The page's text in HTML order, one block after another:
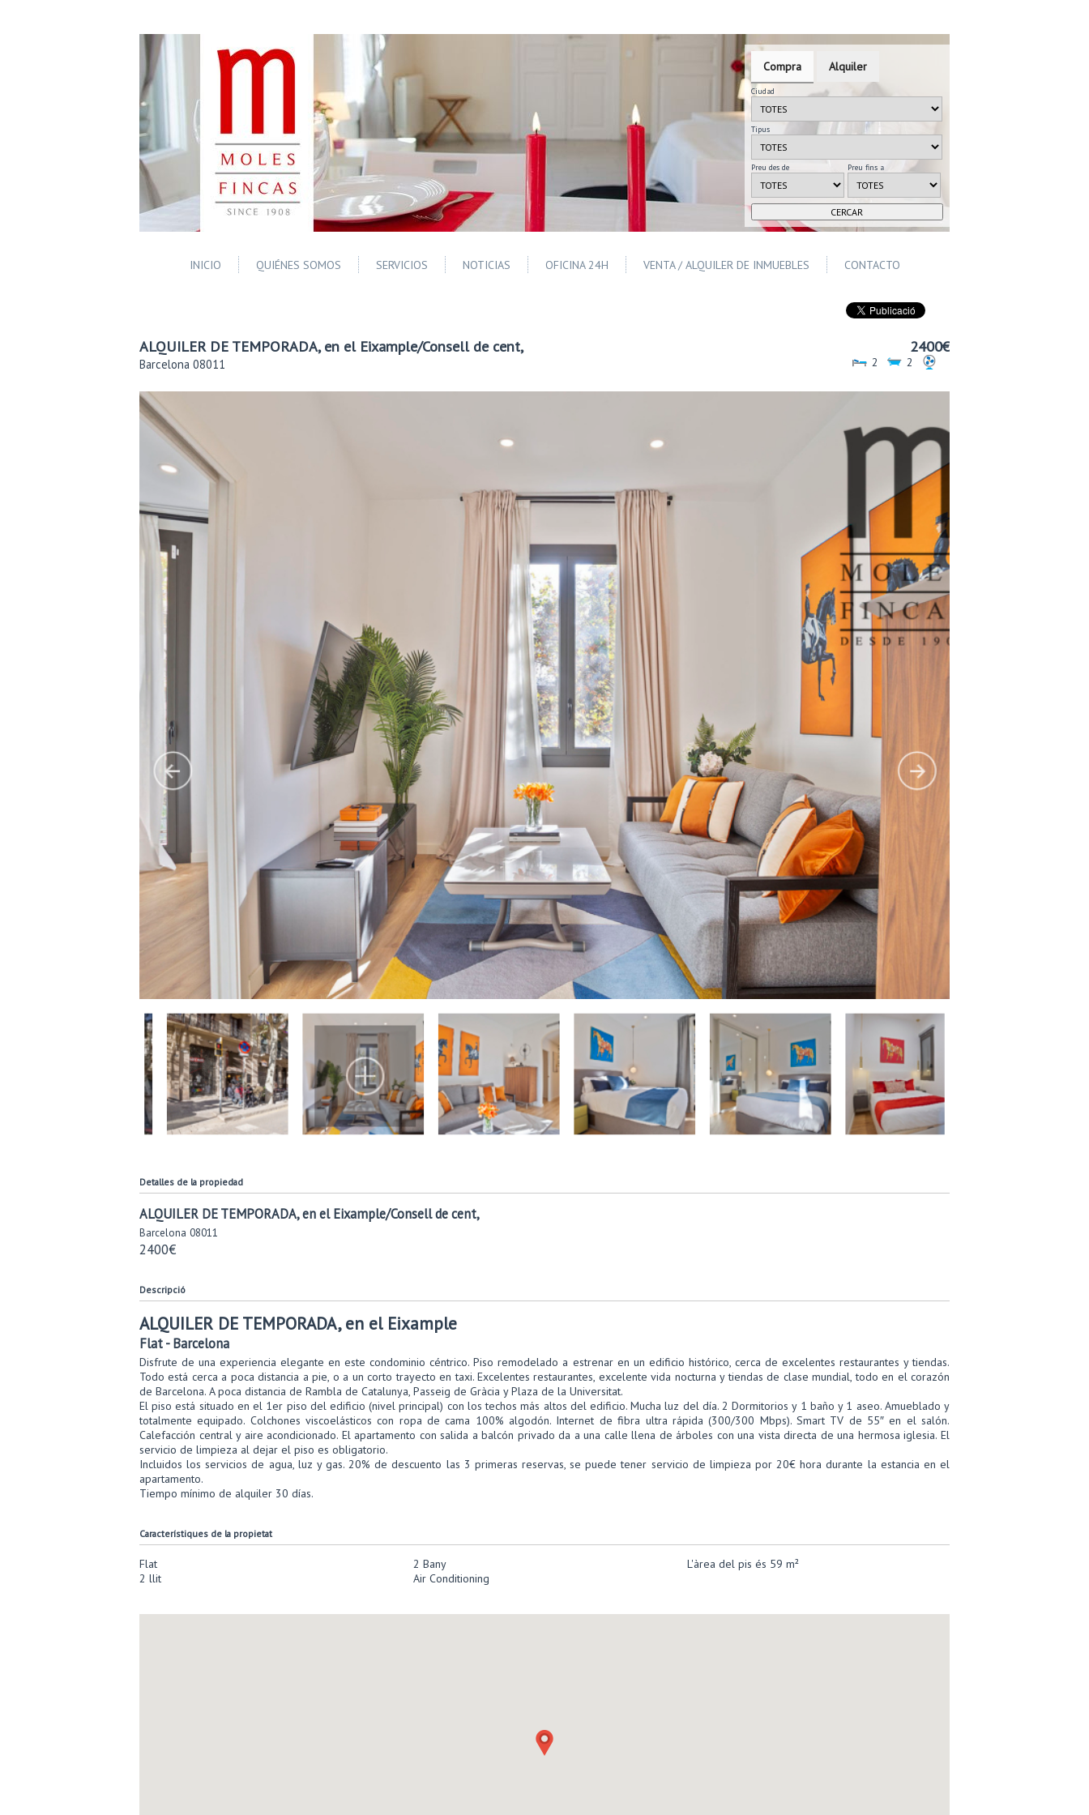
Compra Alquiler
Ciudad
Tipus
Preu des de Preu fins a
INICIO QUIÉNES SOMOS SERVICIOS NOTICIAS OFICINA 24H VENTA / ALQUILER DE INMUEBLES CONTACTO
ALQUILER DE TEMPORADA, en el Eixample/Consell de cent,
Barcelona 08011
2400€
2 2
Detalles de la propiedad
ALQUILER DE TEMPORADA, en el Eixample/Consell de cent,
Barcelona 08011
2400€
Descripció
ALQUILER DE TEMPORADA, en el Eixample
Flat- Barcelona
Disfrute de una experiencia elegante en este condominio céntrico. Piso remodelado a estrenar en un edificio histórico, cerca de excelentes restaurantes y tiendas.
Todo está cerca a poca distancia a pie, o a un corto trayecto en taxi. Excelentes restaurantes, excelente vida nocturna y tiendas de clase mundial, todo en el corazón
de Barcelona. A poca distancia de Rambla de Catalunya, Passeig de Gràcia y Plaza de la Universitat.
El piso está situado en el 1er piso del edificio (nivel principal) con los techos más altos del edificio. Mucha luz del día. 2 Dormitorios y 1 baño y 1 aseo. Amueblado y
totalmente equipado. Colchones viscoelásticos con ropa de cama 100% algodón. Internet de fibra ultra rápida (300/300 Mbps). Smart TV de 55″ en el salón.
Calefacción central y aire acondicionado. El apartamento con salida a balcón privado da a una calle llena de árboles con una vista directa de una hermosa iglesia. El
servicio de limpieza al dejar el piso es obligatorio.
Incluidos los servicios de agua, luz y gas. 20% de descuento las 3 primeras reservas, se puede tener servicio de limpieza por 20€ hora durante la estancia en el
apartamento.
Tiempo mínimo de alquiler 30 días.
Característiques de la propietat
Flat
2 llit
2 Bany
Air Conditioning
L'àrea del pis és 59 m²